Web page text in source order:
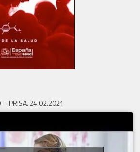
– PRISA. 24.02.2021